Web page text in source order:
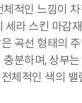
적인 느낌이
세라 스킨 마감
곡선 형태의
분하며, 상부
체적인 색의 밸